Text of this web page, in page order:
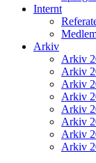
Internt
Arkiv
Arkiv
Arkiv
Arkiv
Arkiv
Arkiv
Arkiv
Arkiv
Arkiv